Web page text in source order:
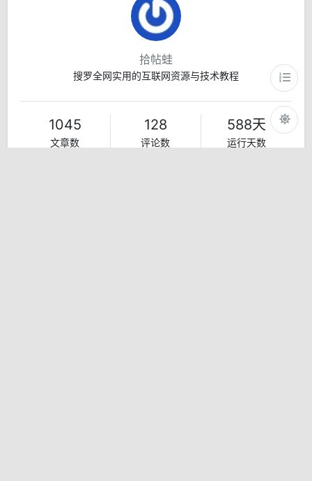
拾帖蛙
搜罗全网实用的互联网资源与技术教程
1045
文章数
128
评论数
588天
运行天数